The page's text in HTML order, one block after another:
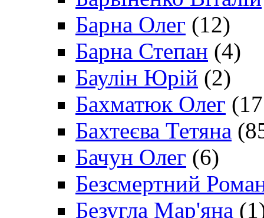
Барна Олег (12)
Барна Степан (4)
Баулін Юрій (2)
Бахматюк Олег
Бахтеєва Тетяна
Бачун Олег (6)
Безсмертний
Безугла Мар'яна